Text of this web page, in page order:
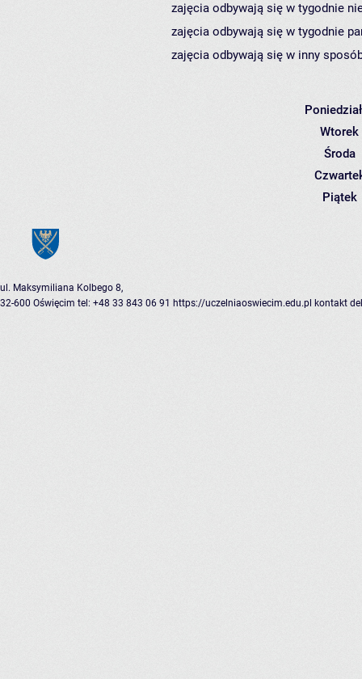
zajęcia odbywają się w tygodnie
zajęcia odbywają się w tygodnie
zajęcia odbywają się w inny
Wtorek
Środa
Piątek
ul. Maksymiliana Kolbego 8,
32-600 Oświęcim tel: +48 33 843 06 91 https://uczelniaoswiecim.edu.pl kontakt